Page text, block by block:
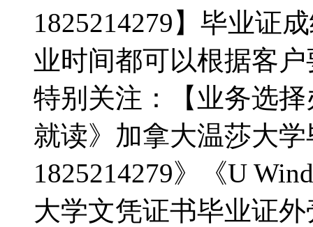
1825214279】毕业证
业时间都可以根据客
特别关注：【业务选
就读》加拿大温莎大
1825214279》《U
大学文凭证书毕业证